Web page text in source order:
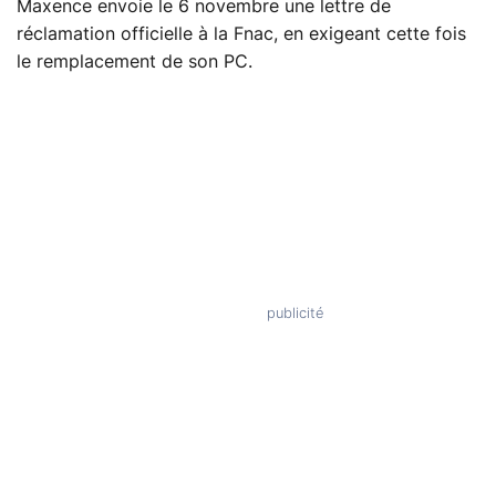
Maxence envoie le 6 novembre une lettre de
réclamation officielle à la Fnac, en exigeant cette fois
le remplacement de son PC.